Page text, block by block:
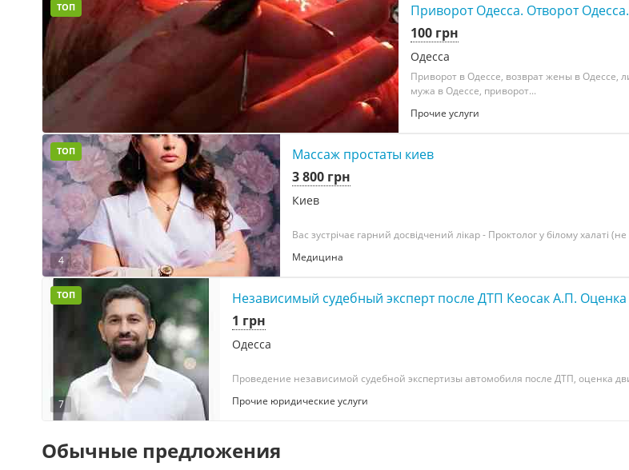
ТОП
Приворот Одесса. Отворот
100 грн
Одесса
Приворот в Одессе, возврат жены в Одессе,
мужа в Одессе, приворот...
Прочие услуги
ТОП
4
Массаж простаты киев
3 800 грн
Киев
Вас зустрічає гарний досвідчений лікар - Проктолог у білому халаті
Медицина
ТОП
7
Независимый судебный эксперт после ДТП Кеосак А.П.
1 грн
Одесса
Проведение независимой судебной экспертизы автомобиля после ДТП, оценка
Прочие юридические услуги
Обычные предложения